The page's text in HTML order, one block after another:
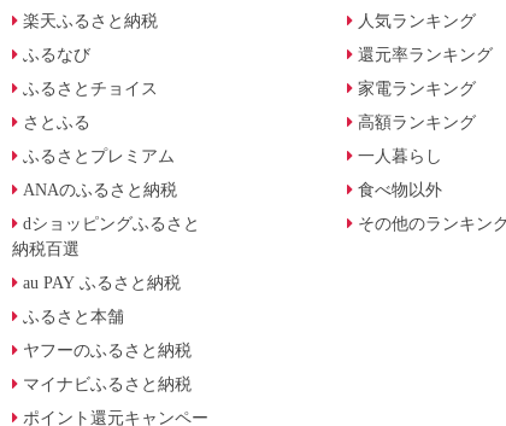
楽天ふるさと納税
ふるなび
ふるさとチョイス
さとふる
ふるさとプレミアム
ANAのふるさと納税
dショッピングふるさと
納税百選
au PAY ふるさと納税
ふるさと本舗
ヤフーのふるさと納税
マイナビふるさと納税
ポイント還元キャンペー
人気ランキング
還元率ランキング
家電ランキング
高額ランキング
一人暮らし
食べ物以外
その他のランキン